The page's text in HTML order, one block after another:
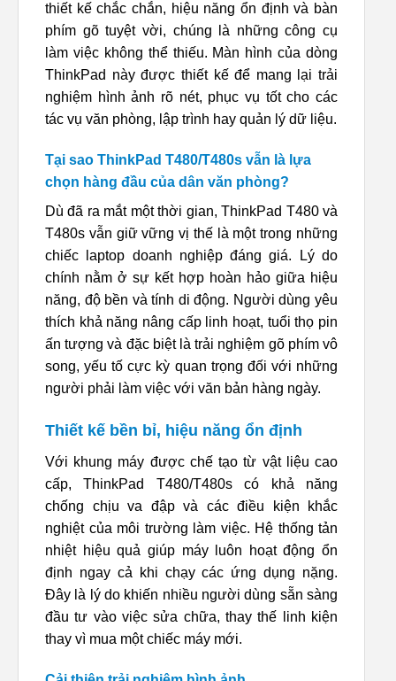
thiết kế chắc chắn, hiệu năng ổn định và bàn
phím gõ tuyệt vời, chúng là những công cụ
làm việc không thể thiếu. Màn hình của dòng
ThinkPad này được thiết kế để mang lại trải
nghiệm hình ảnh rõ nét, phục vụ tốt cho các
tác vụ văn phòng, lập trình hay quản lý dữ liệu.
Tại sao ThinkPad T480/T480s vẫn là lựa
chọn hàng đầu của dân văn phòng?
Dù đã ra mắt một thời gian, ThinkPad T480 và
T480s vẫn giữ vững vị thế là một trong những
chiếc laptop doanh nghiệp đáng giá. Lý do
chính nằm ở sự kết hợp hoàn hảo giữa hiệu
năng, độ bền và tính di động. Người dùng yêu
thích khả năng nâng cấp linh hoạt, tuổi thọ pin
ấn tượng và đặc biệt là trải nghiệm gõ phím vô
song, yếu tố cực kỳ quan trọng đối với những
người phải làm việc với văn bản hàng ngày.
Thiết kế bền bỉ, hiệu năng ổn định
Với khung máy được chế tạo từ vật liệu cao
cấp, ThinkPad T480/T480s có khả năng
chống chịu va đập và các điều kiện khắc
nghiệt của môi trường làm việc. Hệ thống tản
nhiệt hiệu quả giúp máy luôn hoạt động ổn
định ngay cả khi chạy các ứng dụng nặng.
Đây là lý do khiến nhiều người dùng sẵn sàng
đầu tư vào việc sửa chữa, thay thế linh kiện
thay vì mua một chiếc máy mới.